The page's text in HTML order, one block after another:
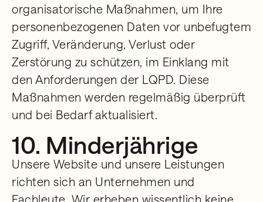
organisatorische Maßnahmen, um Ihre
personenbezogenen Daten vor unbefugtem
Zugriff, Veränderung, Verlust oder
Zerstörung zu schützen, im Einklang mit
den Anforderungen der LQPD. Diese
Maßnahmen werden regelmäßig überprüft
und bei Bedarf aktualisiert.
10. Minderjährige
Unsere Website und unsere Leistungen
richten sich an Unternehmen und
Fachleute. Wir erheben wissentlich keine